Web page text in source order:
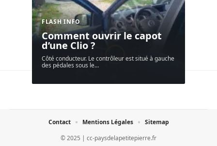
FLASH INFO
Comment ouvrir le capot
d’une Clio ?
Côté conducteur. Le contrôleur est situé à gauche
des pédales sous le…
© 2025 | cc-paysdelapetitepierre.fr
Contact Mentions Légales Sitemap